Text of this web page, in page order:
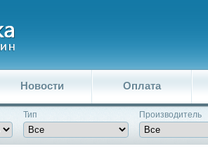
Новости Оплата
Тип Производитель